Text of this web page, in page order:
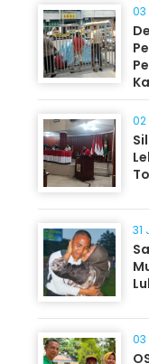
03
02
31
03